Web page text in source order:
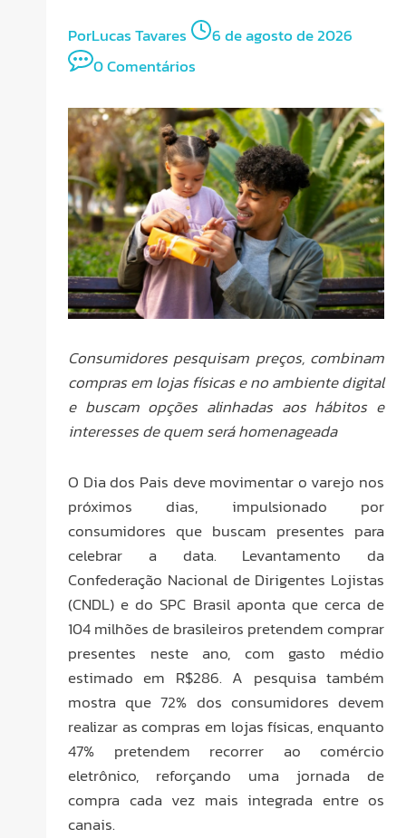
PorLucas Tavares
6 de agosto de 2026
0 Comentários
Consumidores pesquisam preços, combinam
compras em lojas físicas e no ambiente digital
e buscam opções alinhadas aos hábitos e
interesses de quem será homenageada
O Dia dos Pais deve movimentar o varejo nos
próximos dias, impulsionado por
consumidores que buscam presentes para
celebrar a data. Levantamento da
Confederação Nacional de Dirigentes Lojistas
(CNDL) e do SPC Brasil aponta que cerca de
104 milhões de brasileiros pretendem comprar
presentes neste ano, com gasto médio
estimado em R$286. A pesquisa também
mostra que 72% dos consumidores devem
realizar as compras em lojas físicas, enquanto
47% pretendem recorrer ao comércio
eletrônico, reforçando uma jornada de
compra cada vez mais integrada entre os
canais.